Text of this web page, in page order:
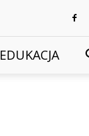
EDUKACJA